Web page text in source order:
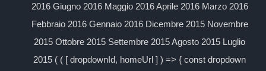
2016 Giugno 2016 Maggio 2016 Aprile 2016 Marzo 2016
Febbraio 2016 Gennaio 2016 Dicembre 2015 Novembre
2015 Ottobre 2015 Settembre 2015 Agosto 2015 Luglio
2015 ( ( [ dropdownId, homeUrl ] ) => { const dropdown